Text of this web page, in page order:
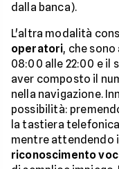
dalla banca).
L'altra modalità
operatori, che
08:00 alle 22:00 e il
aver composto il
nella navigazione.
possibilità:
la tastiera
mentre attendendo
riconoscimento